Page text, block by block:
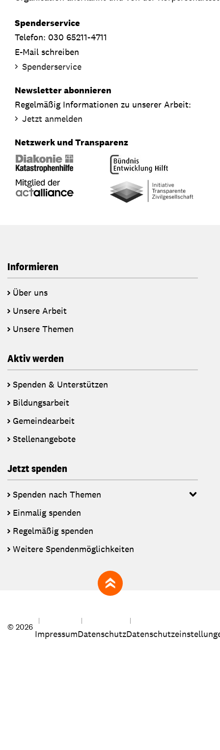
Spenderservice
Telefon: 030 65211-4711
E-Mail schreiben
Spenderservice
Newsletter abonnieren
Regelmäßig Informationen zu unserer Arbeit:
Jetzt anmelden
Netzwerk und Transparenz
Informieren
Über uns
Unsere Arbeit
Unsere Themen
Aktiv werden
Spenden & Unterstützen
Bildungsarbeit
Gemeindearbeit
Stellenangebote
Jetzt spenden
Spenden nach Themen
Einmalig spenden
Regelmäßig spenden
Weitere Spendenmöglichkeiten
zum Seitenanfang
© 2026
ImpressumDatenschutz